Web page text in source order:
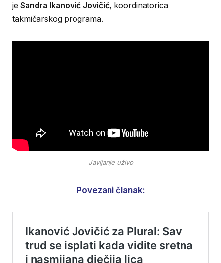
je Sandra Ikanović Jovičić, koordinatorica
takmičarskog programa.
Javljanje uživo
Povezani članak: